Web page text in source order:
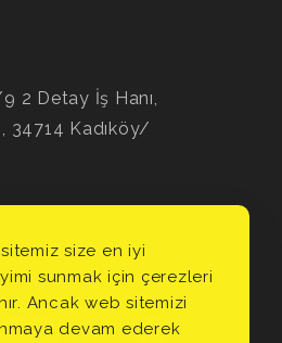
2 Detay İş Hanı,
34714 Kadıköy/
size en iyi
sunmak için çerezleri
Ancak web sitemizi
devam ederek